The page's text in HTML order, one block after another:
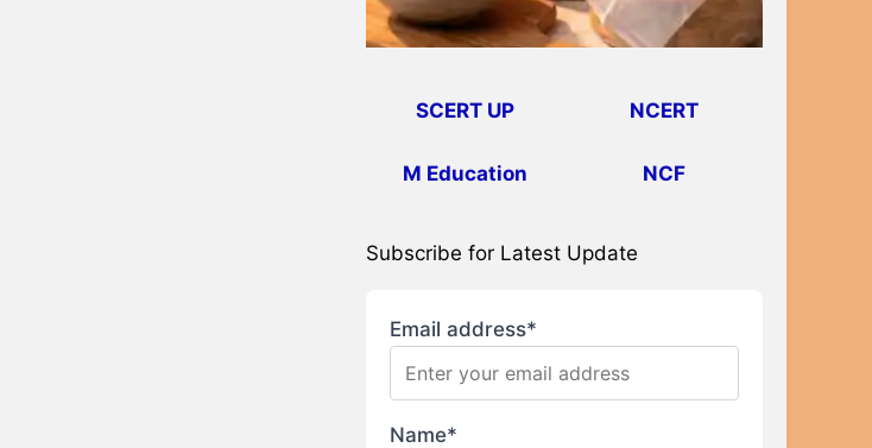
SCERT UP
M Education
NCERT
NCF
Subscribe for Latest Update
Email address*
Name*